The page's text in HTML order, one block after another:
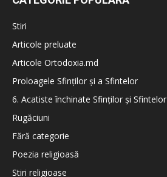
Stiri
Articole preluate
Articole Ortodoxia.md
Proloagele Sfinților și a Sfintelor
6. Acatiste închinate Sfinților și Sfintelor
Rugăciuni
Fără categorie
Poezia religioasă
Stiri religioase